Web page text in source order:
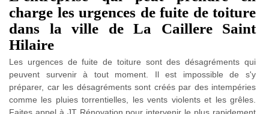
charge les urgences de fuite de toiture
dans la ville de La Caillere Saint
Hilaire
Les urgences de fuite de toiture sont des désagréments qui
peuvent survenir à tout moment. Il est impossible de s'y
préparer, car les désagréments sont créés par des intempéries
comme les pluies torrentielles, les vents violents et les grêles.